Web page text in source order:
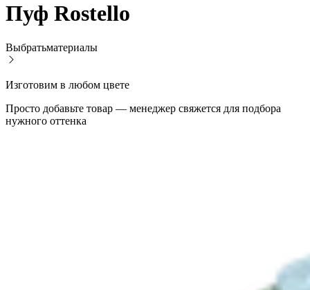
Пуф Rostello
Выбратьматериалы
Изготовим в любом цвете
Просто добавьте товар — менеджер свяжется для подбора
нужного оттенка